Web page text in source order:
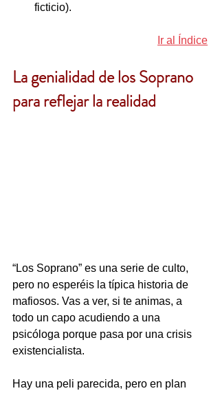
ficticio).
Ir al Índice
La genialidad de los Soprano
para reflejar la realidad
“Los Soprano” es una serie de culto,
pero no esperéis la típica historia de
mafiosos. Vas a ver, si te animas, a
todo un capo acudiendo a una
psicóloga porque pasa por una crisis
existencialista.
Hay una peli parecida, pero en plan